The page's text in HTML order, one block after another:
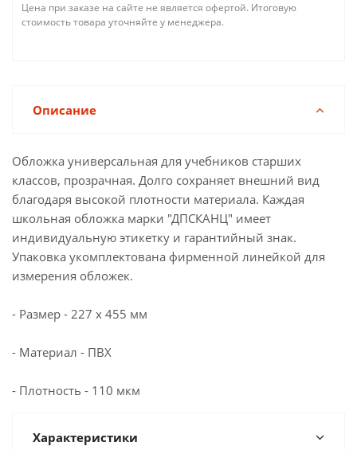
Цена при заказе на сайте не является офертой. Итоговую
стоимость товара уточняйте у менеджера.
Описание
Обложка универсальная для учебников старших
классов, прозрачная. Долго сохраняет внешний вид
благодаря высокой плотности материала. Каждая
школьная обложка марки "ДПСКАНЦ" имеет
индивидуальную этикетку и гарантийный знак.
Упаковка укомплектована фирменной линейкой для
измерения обложек.
- Размер - 227 х 455 мм
- Материал - ПВХ
- Плотность - 110 мкм
Характеристики